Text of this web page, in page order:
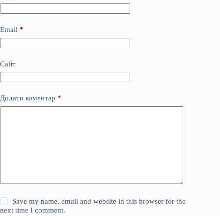
Email *
Сайт
Додати коментар *
Save my name, email and website in this browser for the
next time I comment.